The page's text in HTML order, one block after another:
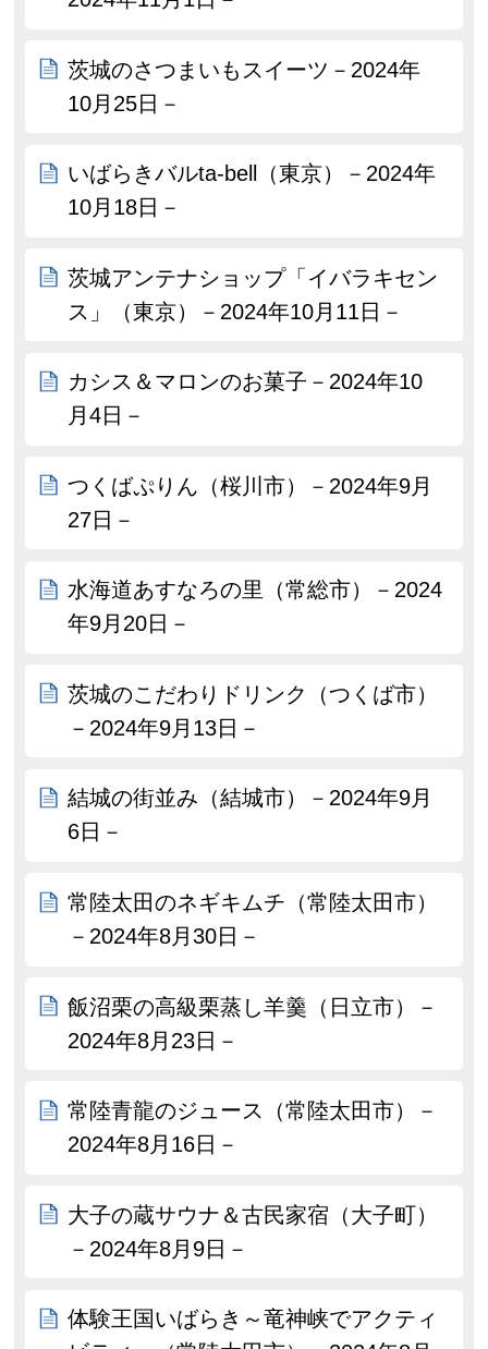
茨城のさつまいもスイーツ－2024年
10月25日－
いばらきバルta-bell（東京）－2024年
10月18日－
茨城アンテナショップ「イバラキセン
ス」（東京）－2024年10月11日－
カシス＆マロンのお菓子－2024年10
月4日－
つくばぷりん（桜川市）－2024年9月
27日－
水海道あすなろの里（常総市）－2024
年9月20日－
茨城のこだわりドリンク（つくば市）
－2024年9月13日－
結城の街並み（結城市）－2024年9月
6日－
常陸太田のネギキムチ（常陸太田市）
－2024年8月30日－
飯沼栗の高級栗蒸し羊羹（日立市）－
2024年8月23日－
常陸青龍のジュース（常陸太田市）－
2024年8月16日－
大子の蔵サウナ＆古民家宿（大子町）
－2024年8月9日－
体験王国いばらき～竜神峡でアクティ